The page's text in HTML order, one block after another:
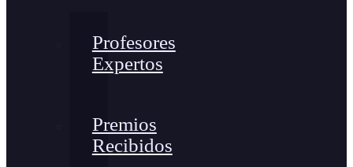
Profesores
Expertos
Premios
Recibidos